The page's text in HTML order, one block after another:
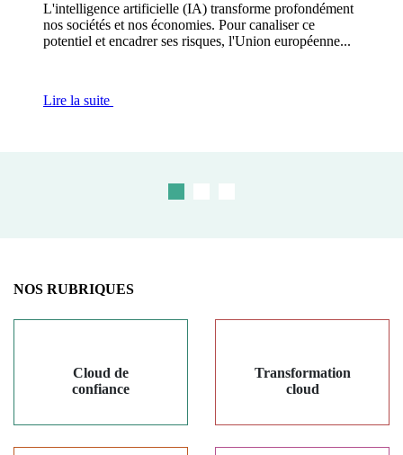
L'intelligence artificielle (IA) transforme profondément
nos sociétés et nos économies. Pour canaliser ce
potentiel et encadrer ses risques, l'Union européenne...
Lire la suite
L'obligation de facturation électronique dans les
échanges BtoB s'inscrit dans un cadre réglementaire
visant à moderniser et sécuriser les échanges...
Lire la suite
L'Europe fait aujourd’hui face à un défi d'innovation et
est en train de subir un déclassement compétitif majeur,
face aux...
Lire la suite
NOS RUBRIQUES
Cloud de
confiance
Transformation
cloud